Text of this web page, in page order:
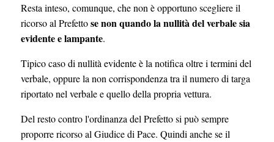
Resta inteso, comunque, che non è opportuno scegliere il
ricorso al Prefettose non quando la nullità del verbale sia
evidente e lampante.
Tipico caso di nullità evidente è la notifica oltre i termini del
verbale, oppure la non corrispondenza tra il numero di targa
riportato nel verbale e quello della propria vettura.
Del resto contro l'ordinanza del Prefetto si può sempre
proporre ricorso al Giudice di Pace. Quindi anche se il